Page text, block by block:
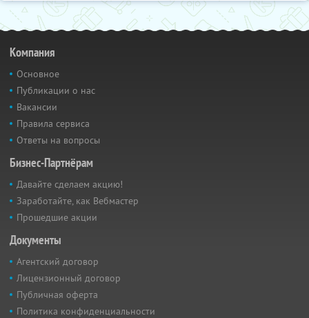
Компания
Основное
Публикации о нас
Вакансии
Правила сервиса
Ответы на вопросы
Бизнес-Партнёрам
Давайте сделаем акцию!
Заработайте, как Вебмастер
Прошедшие акции
Документы
Агентский договор
Лицензионный договор
Публичная оферта
Политика конфиденциальности